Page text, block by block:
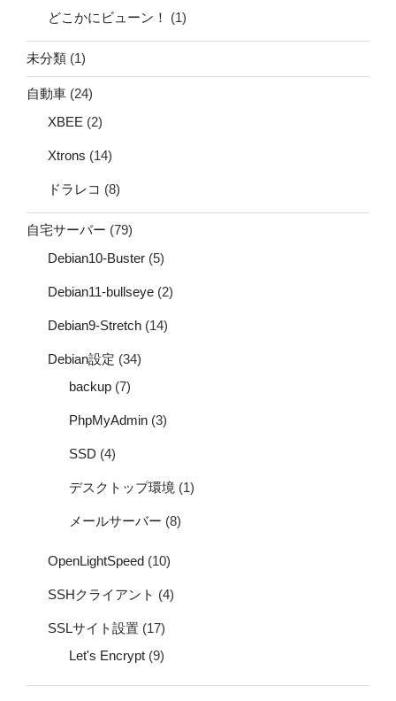
どこかにビューン！ (1)
未分類 (1)
自動車 (24)
XBEE (2)
Xtrons (14)
ドラレコ (8)
自宅サーバー (79)
Debian10-Buster (5)
Debian11-bullseye (2)
Debian9-Stretch (14)
Debian設定 (34)
backup (7)
PhpMyAdmin (3)
SSD (4)
デスクトップ環境 (1)
メールサーバー (8)
OpenLightSpeed (10)
SSHクライアント (4)
SSLサイト設置 (17)
Let's Encrypt (9)